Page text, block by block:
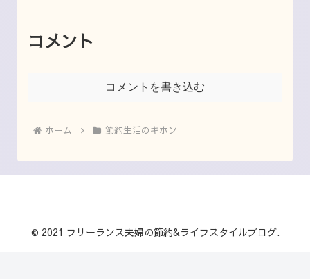
コメント
コメントを書き込む
ホーム 節約生活のキホン
© 2021 フリーランス夫婦の節約&ライフスタイルブログ.